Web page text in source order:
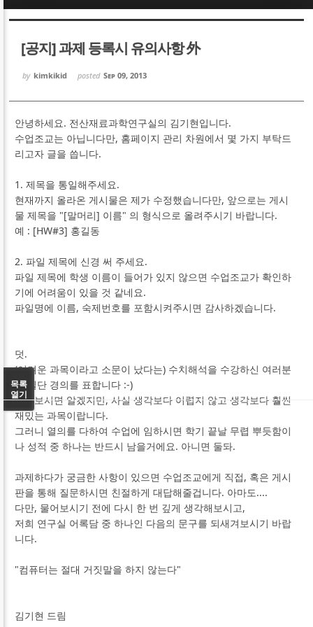
[공지] 과제 등록시 유의사항 外
by kimkikid posted Sep 09, 2013
안녕하세요. 전산재료과학연구실의 김기현입니다.
수업조교는 아닙니다만, 홈페이지 관리 차원에서 몇 가지 부탁드
리고자 글을 씁니다.
1. 제목을 통일해주세요.
현재까지 올라온 게시물은 제가 수정했습니다만, 앞으로는 게시
물 제목을 "[말머리] 이름" 의 형식으로 올려주시기 바랍니다.
예 : [HW#3] 홍길동
2. 파일 제목에 신경 써 주세요.
파일 제목에 학생 이름이 들어가 있지 않으면 수업조교가 확인하
기에 어려움이 있을 것 같네요.
파일명에 이름, 숙제번호를 포함시켜주시면 감사하겠습니다.
덧.
(어려운 과목이라고 소문이 났다는) 수치해석을 수강하신 여러분
께 일단 경의를 표합니다 :-)
들어보시면 알겠지만, 사실 생각보다 어렵지 않고 생각보다 훨씬
재밌는 과목이랍니다.
그러니 열의를 다하여 수업에 임하시면 학기 끝날 무렵 뿌듯함이
나 성적 중 하나는 반드시 남을거에요. 아니면 둘돠.
과제하다가 궁금한 사항이 있으면 수업조교에게 직접, 혹은 게시
판을 통해 질문하시면 친절하게 대답해줄겁니다. 아마도....
다만, 물어보시기 전에 다시 한 번 깊게 생각해보시고,
저희 연구실 어록담 중 하나인 다음의 문구를 되새겨보시기 바랍
니다.
"컴퓨터는 절대 거짓말을 하지 않는다"
김기현 드림
목록
열기
Sketchbook5, 스케치북5
Sketchbook5, 스케치북5
Sketchbook5, 스케치북5
Sketchbook5, 스케치북5